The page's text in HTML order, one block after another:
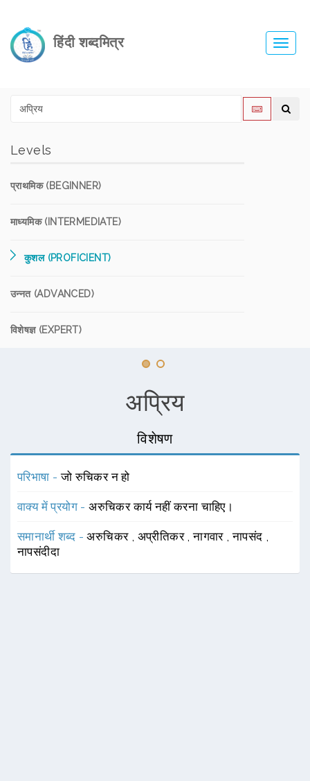
हिंदी शब्दमित्र
Levels
प्राथमिक (BEGINNER)
माध्यमिक (INTERMEDIATE)
कुशल (PROFICIENT)
उन्नत (ADVANCED)
विशेषज्ञ (EXPERT)
अप्रिय
विशेषण
परिभाषा -जो रुचिकर न हो
वाक्य में प्रयोग -अरुचिकर कार्य नहीं करना चाहिए।
समानार्थी शब्द -अरुचिकर , अप्रीतिकर ,नागवार ,नापसंद ,
नापसंदीदा